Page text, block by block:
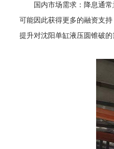
国内市场需求‌：降息通常
可能因此获得更多的融资支
提升对沈阳单缸液压圆锥破的